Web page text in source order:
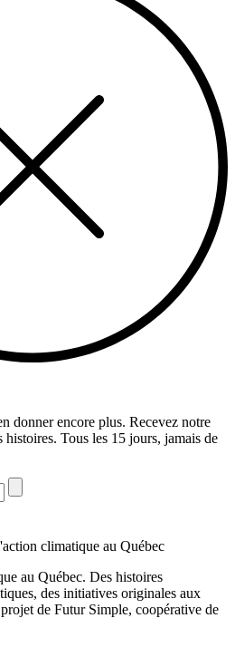
donner encore plus. Recevez notre
Tous les 15 jours, jamais de
au Québec. Des histoires
des initiatives originales aux
de Futur Simple, coopérative de